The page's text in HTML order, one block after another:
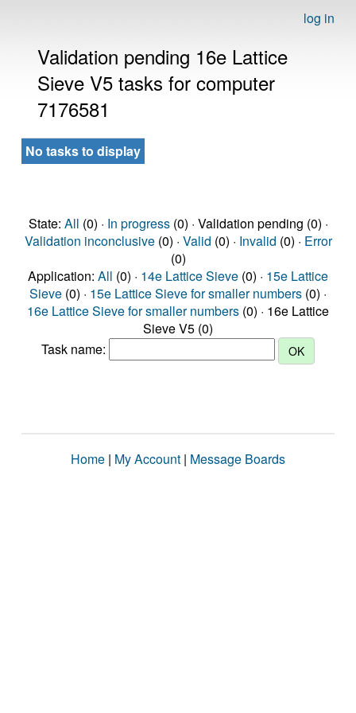
log in
Validation pending 16e Lattice
Sieve V5 tasks for computer
7176581
No tasks to display
State: All (0) · In progress(0) · Validation pending (0) ·
Validation inconclusive(0) · Valid (0) · Invalid (0) · Error
(0)
Application: All (0) · 14e Lattice Sieve (0) · 15e Lattice
Sieve (0) · 15e Lattice Sieve for smaller numbers (0) ·
16e Lattice Sieve for smaller numbers (0) · 16e Lattice
Sieve V5 (0)
Task name:
Home | My Account | Message Boards